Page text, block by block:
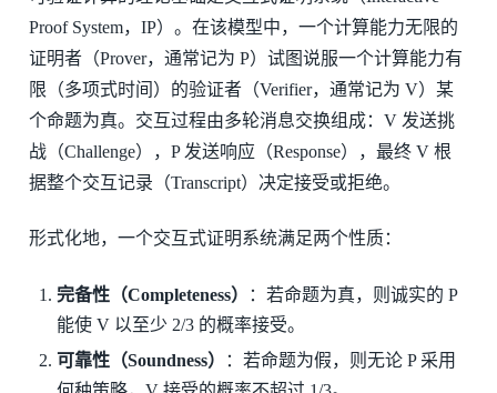
Proof System，IP）。在该模型中，一个计算能力无限的
证明者（Prover，通常记为 P）试图说服一个计算能力有
限（多项式时间）的验证者（Verifier，通常记为 V）某
个命题为真。交互过程由多轮消息交换组成：V 发送挑
战（Challenge），P 发送响应（Response），最终 V 根
据整个交互记录（Transcript）决定接受或拒绝。
形式化地，一个交互式证明系统满足两个性质：
完备性（Completeness）
：若命题为真，则诚实的 P
能使 V 以至少 2/3 的概率接受。
可靠性（Soundness）
：若命题为假，则无论 P 采用